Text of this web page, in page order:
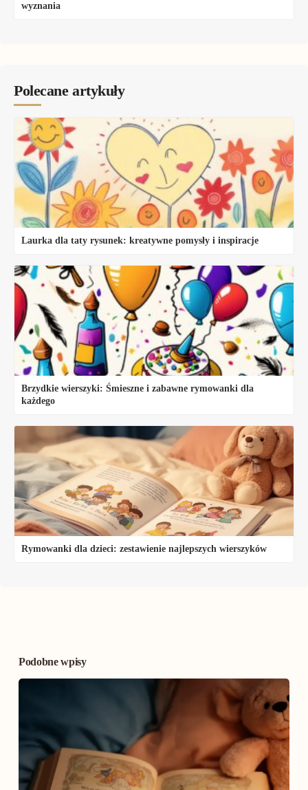
wyznania
Polecane artykuły
Laurka dla taty rysunek: kreatywne pomysły i inspiracje
Brzydkie wierszyki: Śmieszne i zabawne rymowanki dla
każdego
Rymowanki dla dzieci: zestawienie najlepszych wierszyków
Podobne wpisy